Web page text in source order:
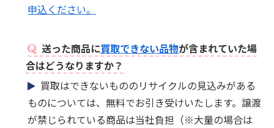
申込ください。
送った商品に買取できない品物が含まれていた場
合はどうなりますか？
買取はできないもののリサイクルの見込みがある
ものについては、無料でお引き受けいたします。譲渡
が禁じられている商品は当社負担（※大量の場合は